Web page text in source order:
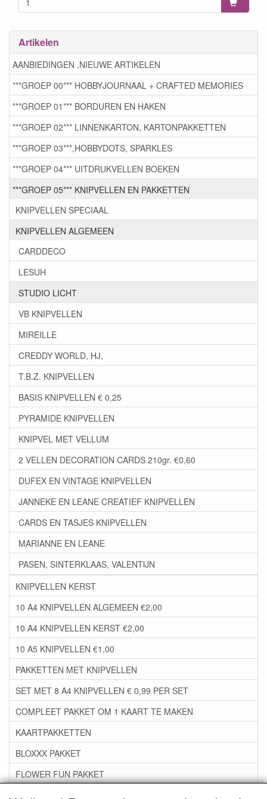
Artikelen
AANBIEDINGEN ,NIEUWE ARTIKELEN
***GROEP 00*** HOBBYJOURNAAL + CRAFTED MEMORIES
***GROEP 01*** BORDUREN EN HAKEN
***GROEP 02*** LINNENKARTON, KARTONPAKKETTEN
***GROEP 03***,HOBBYDOTS, SPARKLES
***GROEP 04*** UITDRUKVELLEN BOEKEN
***GROEP 05*** KNIPVELLEN EN PAKKETTEN
KNIPVELLEN SPECIAAL
KNIPVELLEN ALGEMEEN
CARDDECO
LESUH
STUDIO LICHT
VB KNIPVELLEN
MIREILLE
CREDDY WORLD, HJ,
T.B.Z. KNIPVELLEN
BASIS KNIPVELLEN € 0,25
PYRAMIDE KNIPVELLEN
KNIPVEL MET VELLUM
2 VELLEN DECORATION CARDS 210gr. €0,60
DUFEX EN VINTAGE KNIPVELLEN
JANNEKE EN LEANE CREATIEF KNIPVELLEN
CARDS EN TASJES KNIPVELLEN
MARIANNE EN LEANE
PASEN, SINTERKLAAS, VALENTIJN
KNIPVELLEN KERST
10 A4 KNIPVELLEN ALGEMEEN €2,00
10 A4 KNIPVELLEN KERST €2,00
10 A5 KNIPVELLEN €1,00
PAKKETTEN MET KNIPVELLEN
SET MET 8 A4 KNIPVELLEN € 0,99 PER SET
COMPLEET PAKKET OM 1 KAART TE MAKEN
KAARTPAKKETTEN
BLOXXX PAKKET
FLOWER FUN PAKKET
***GROEP 06*** TAPE/LIJM SNIJMALLEN STEMPELS